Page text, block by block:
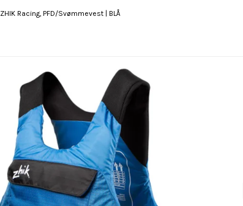
ZHIK Racing, PFD/Svømmevest | BLÅ